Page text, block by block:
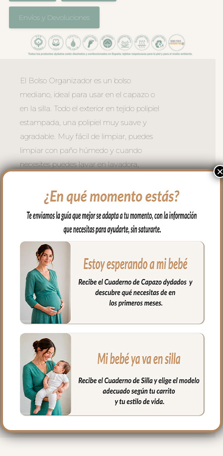
Envíos y Devoluciones
El Bolso Organizador es un bolso
mediano, ideal para usar en el capazo o
en la silla. Todo el exterior en tejido polipiel
estampada, una polipiel muy suave y
agradable. Muy fácil de limpiar, puedes
limpiar con paño húmedo y cuando
necesites puedes lavar en lavadora,
secado al natural. Recuerda quitar el
culete rígido antes de lavar.
Se sujeta al carrito mediante asas con
broches de presión. Cuenta con un asa
larga para cuando quieres usar el bolso
para llevar al hombro.
Cremallera del bolso siempre a tono y se
separa completamente para tener un
mejor acceso al interior del bolso.
El interior siempre en tejido blanco e
impermeable con bolsillos en todos los
laterales para poder llevar todo
organizado y el culete rígido.
Medidas bolso:
37 cms Ancho
23 cms Alto
11 cms de lomo
×